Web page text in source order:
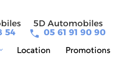
54
5D Automobiles
05 61 91 90 90
Location Promotions